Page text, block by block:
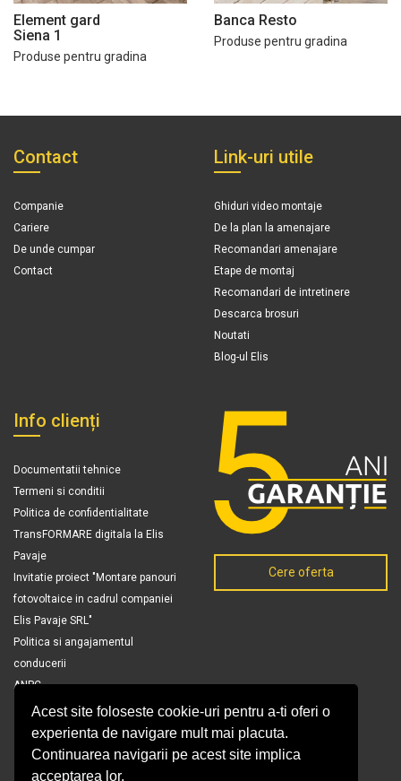
Acest site foloseste cookie-uri pentru a-ti oferi o
experienta de navigare mult mai placuta.
Continuarea navigarii pe acest site implica
acceptarea lor.
Element gard
Siena 1
Produse pentru gradina
Banca Resto
Produse pentru gradina
Contact
Companie
Cariere
De unde cumpar
Contact
Link-uri utile
Ghiduri video montaje
De la plan la amenajare
Recomandari amenajare
Etape de montaj
Recomandari de intretinere
Descarca brosuri
Noutati
Blog-ul Elis
Info clienți
Documentatii tehnice
Termeni si conditii
Politica de confidentialitate
TransFORMARE digitala la Elis
Pavaje
Invitatie proiect "Montare panouri
fotovoltaice in cadrul companiei
Elis Pavaje SRL"
Politica si angajamentul
conducerii
ANPC
Cere oferta